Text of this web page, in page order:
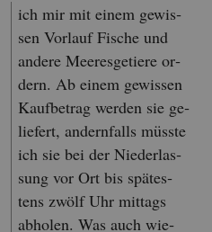
ich mir mit einem ge­wis­
sen Vor­lauf Fi­sche und
an­de­re Mee­res­ge­tie­re or­
dern. Ab einem ge­wis­sen
Kauf­be­trag wer­den sie ge­
lie­fert, an­dern­falls müss­te
ich sie bei der Nie­der­las­
sung vor Ort bis spä­tes­
tens zwölf Uhr mit­tags
ab­ho­len. Was auch wie­